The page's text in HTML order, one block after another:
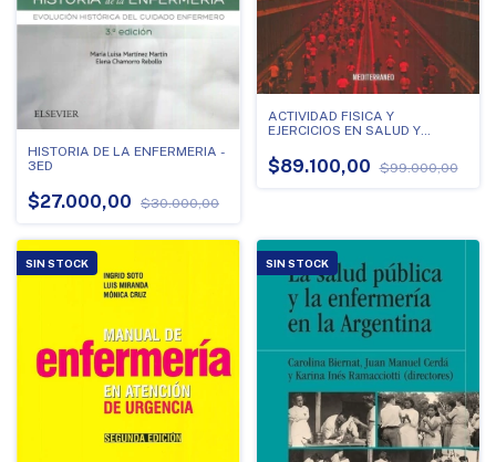
HISTORIA DE LA ENFERMERIA -
3ED
$27.000,00 $30.000,00
ACTIVIDAD FISICA Y
EJERCICIOS EN SALUD Y
$89.100,00 $99.000,00
SIN STOCK SIN STOCK